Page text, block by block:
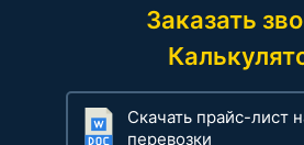
Заказать
Скачать прайс-лист
перевозки